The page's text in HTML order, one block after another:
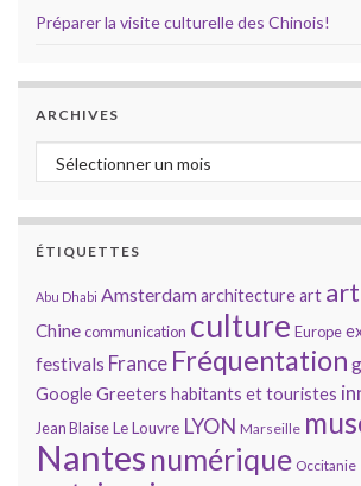
Préparer la visite culturelle des Chinois!
ARCHIVES
Archives
ÉTIQUETTES
Abu Dhabi Amsterdamarchitectureart
Chinecommunication culture Europe
festivals France Fréquentation
GoogleGreeters habitants et touristes
Jean BlaiseLe Louvre LYON Marseille
Nantes numérique Occitanie